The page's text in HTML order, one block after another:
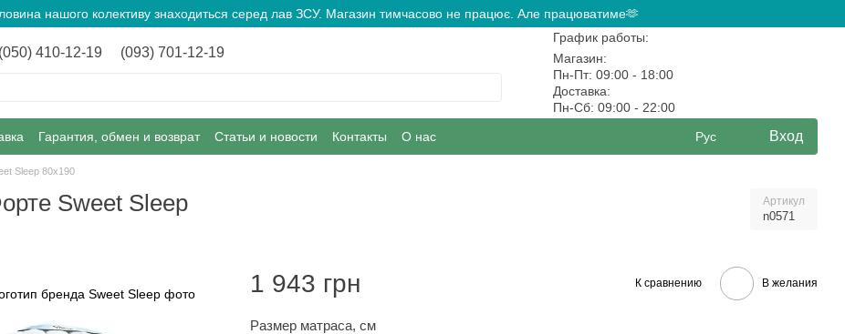
нашого колективу знаходиться серед лав ЗСУ. Магазин тимчасово не працює. Але працюватиме🫶
(050) 410-12-19 (093) 701-12-19
График работы:
Магазин:
Пн-Пт: 09:00 - 18:00
Доставка:
Пн-Сб: 09:00 - 22:00
Гарантия, обмен и возврат Статьи и новости Контакты О нас Рус Вход
Sleep 80х190
Sweet Sleep Артикул
n0571
1 943 грн К сравнению В желания
Размер матраса, см